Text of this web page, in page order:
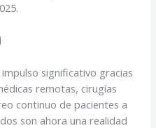
significativo gracias
remotas, cirugías
continuo de pacientes a
son ahora una realidad